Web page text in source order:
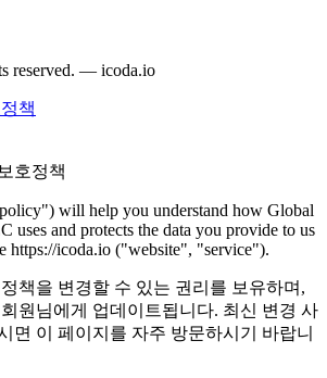
reserved. — icoda.io
책
호정책
will help you understand how Global
uses and protects the data you provide to us
https://icoda.io ("website", "service").
책을 변경할 수 있는 권리를 보유하며,
원님에게 업데이트됩니다. 최신 변경 사
면 이 페이지를 자주 방문하시기 바랍니